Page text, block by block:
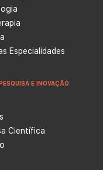
Especialidades
E INOVAÇÃO
Científica